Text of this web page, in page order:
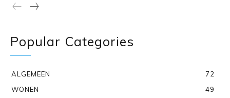
Popular Categories
ALGEMEEN
72
WONEN
49